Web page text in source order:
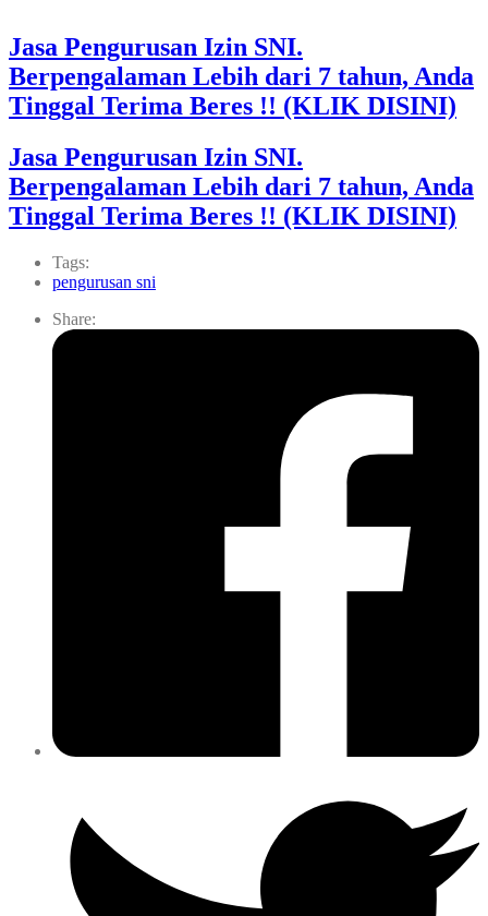
Jasa Pengurusan Izin SNI.
Berpengalaman Lebih dari 7 tahun, Anda
Tinggal Terima Beres !! (KLIK DISINI)
Jasa Pengurusan Izin SNI.
Berpengalaman Lebih dari 7 tahun, Anda
Tinggal Terima Beres !! (KLIK DISINI)
Tags:
pengurusan sni
Share: